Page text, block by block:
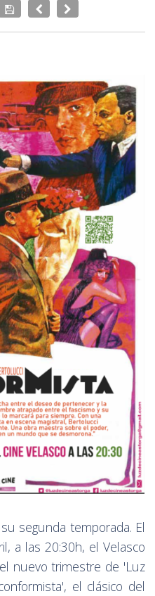
segunda temporada. El
a las 20:30h, el Velasco
nuevo trimestre de 'Luz
el clásico del